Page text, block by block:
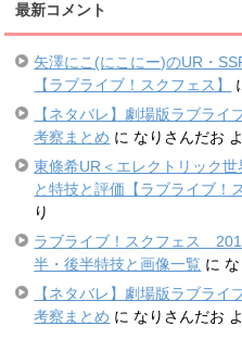
最新コメント
矢澤にこ(にこにー)のUR・
【ラブライブ！スクフェス】
【ネタバレ】劇場版ラブライ
考察まとめ に なりさんだお
東條希UR＜エレクトリック
と特技と評価【ラブライブ！
り
ラブライブ！スクフェス
半・後半特技と画像一覧 に
【ネタバレ】劇場版ラブライ
考察まとめ に なりさんだお